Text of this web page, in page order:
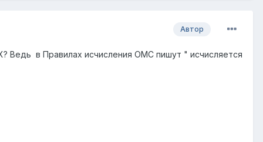
Автор
Ведь в Правилах исчисления ОМС пишут " исчисляется